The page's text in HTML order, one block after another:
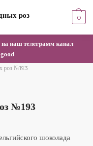
0
наш телеграмм канал
роз №193
№193
шоколада